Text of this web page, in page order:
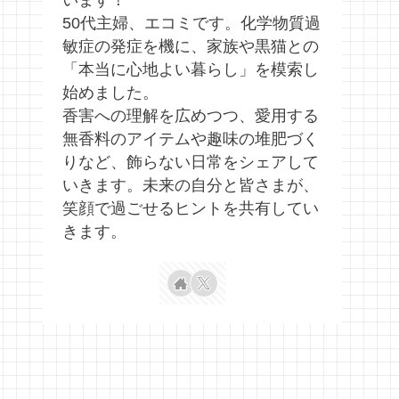
50代主婦、エコミです。化学物質過
敏症の発症を機に、家族や黒猫との
「本当に心地よい暮らし」を模索し
始めました。
香害への理解を広めつつ、愛用する
無香料のアイテムや趣味の堆肥づく
りなど、飾らない日常をシェアして
いきます。未来の自分と皆さまが、
笑顔で過ごせるヒントを共有してい
きます。